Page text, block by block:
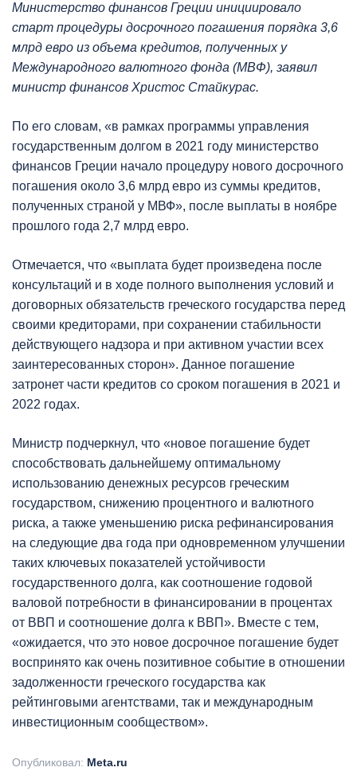
Министерство финансов Греции инициировало
старт процедуры досрочного погашения порядка 3,6
млрд евро из объема кредитов, полученных у
Международного валютного фонда (МВФ), заявил
министр финансов Христос Стайкурас.
По его словам, «в рамках программы управления
государственным долгом в 2021 году министерство
финансов Греции начало процедуру нового досрочного
погашения около 3,6 млрд евро из суммы кредитов,
полученных страной у МВФ», после выплаты в ноябре
прошлого года 2,7 млрд евро.
Отмечается, что «выплата будет произведена после
консультаций и в ходе полного выполнения условий и
договорных обязательств греческого государства перед
своими кредиторами, при сохранении стабильности
действующего надзора и при активном участии всех
заинтересованных сторон». Данное погашение
затронет части кредитов со сроком погашения в 2021 и
2022 годах.
Министр подчеркнул, что «новое погашение будет
способствовать дальнейшему оптимальному
использованию денежных ресурсов греческим
государством, снижению процентного и валютного
риска, а также уменьшению риска рефинансирования
на следующие два года при одновременном улучшении
таких ключевых показателей устойчивости
государственного долга, как соотношение годовой
валовой потребности в финансировании в процентах
от ВВП и соотношение долга к ВВП». Вместе с тем,
«ожидается, что это новое досрочное погашение будет
воспринято как очень позитивное событие в отношении
задолженности греческого государства как
рейтинговыми агентствами, так и международным
инвестиционным сообществом».
Опубликовал: Meta.ru